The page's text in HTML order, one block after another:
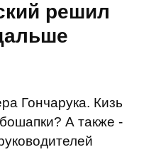
решил
Гончарука. Кизь
А также -